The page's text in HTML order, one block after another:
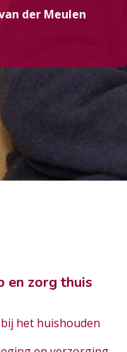
der Meulen
en zorg thuis
het huishouden